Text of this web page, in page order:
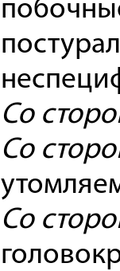
Со
Со
Со